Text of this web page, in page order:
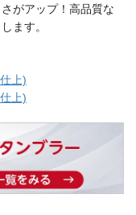
がアップ！高品質な
ます。
上)
上)